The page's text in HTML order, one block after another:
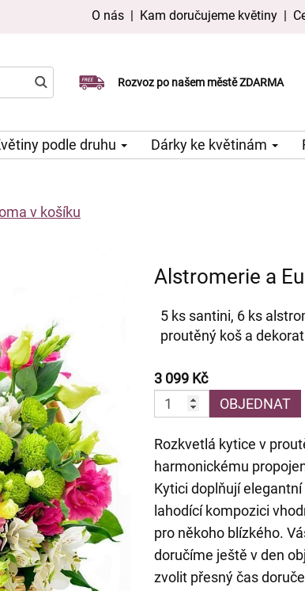
O nás | Kam doručujeme květiny |
Rozvoz po našem městě ZDARMA
Doručujeme již v den objednávky
Možný výběr času a dne doručení
podle druhu Dárky ke květinám
v košíku
Alstromerie a
5 ks santini, 6 ks
proutěný koš a
3 099 Kč
OBJEDNAT
Rozkvetlá kytice v
harmonickému
Kytici doplňují
lahodící kompozici
pro někoho blízkého.
doručíme ještě v den
zvolit přesný čas